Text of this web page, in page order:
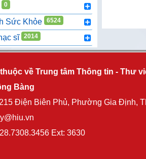
0
Sức Khỏe 6524
sĩ 2014
về Trung tâm Thông tin - Thư
Bàng
Điện Biên Phủ, Phường Gia Định,
28.7308.3456 Ext: 3630